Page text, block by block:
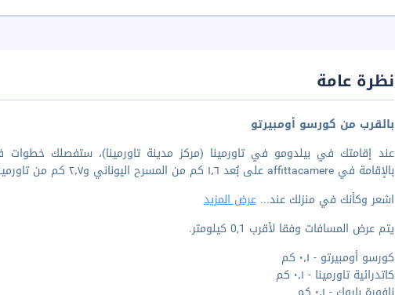
نظرة عامة
بالقرب من كورسو أومبيرتو
عند إقامتك في بيلدومو في تاورمينا (مركز مدينة تاورمينا)، ستفصلك خطوات
بالإقامة في affittacamere على بُعد ١٫٦ كم من المسرح اليوناني و٢٫٧ كم من تاورمينا كابل كار.
اشعر وكأنك في منزلك عند...عرض المزيد
يتم عرض المسافات وفقا لأقرب 0,1 كيلومتر.
كورسو أومبيرتو - ٠٫١ كم
كاتدرائية تاورمينا - ٠٫١ كم